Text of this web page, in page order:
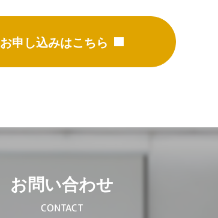
お申し込みはこちら
お問い合わせ
CONTACT